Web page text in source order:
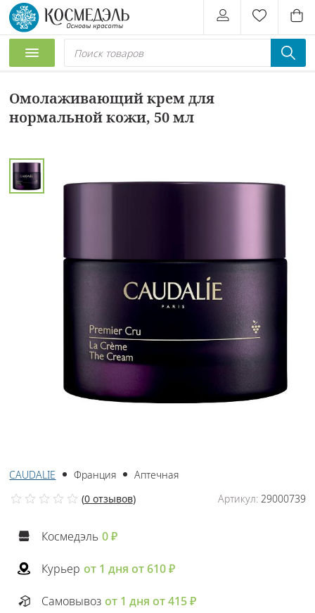
Омолаживающий крем для
нормальной кожи, 50 мл
CAUDALIE Франция
Аптечная
Артикул:29000739
(0 отзывов)
Космедэль 0 ₽
Курьер от 1 дня от 610 ₽
Самовывоз от 1 дня от 415 ₽